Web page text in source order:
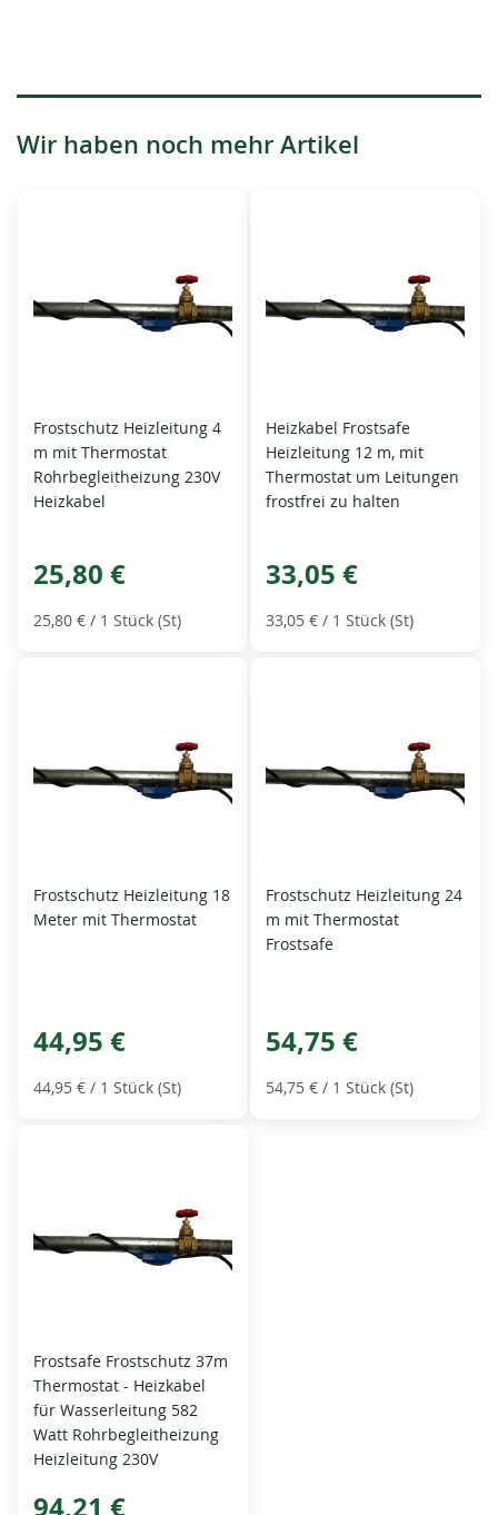
Wir haben noch mehr Artikel
Frostschutz Heizleitung 4
m mit Thermostat
Rohrbegleitheizung 230V
Heizkabel
25,80 €
25,80 € / 1 Stück (St)
Heizkabel Frostsafe
Heizleitung 12 m, mit
Thermostat um Leitungen
frostfrei zu halten
33,05 €
33,05 € / 1 Stück (St)
Frostschutz Heizleitung 18
Meter mit Thermostat
44,95 €
44,95 € / 1 Stück (St)
Frostschutz Heizleitung 24
m mit Thermostat
Frostsafe
54,75 €
54,75 € / 1 Stück (St)
Frostsafe Frostschutz 37m
Thermostat - Heizkabel
für Wasserleitung 582
Watt Rohrbegleitheizung
Heizleitung 230V